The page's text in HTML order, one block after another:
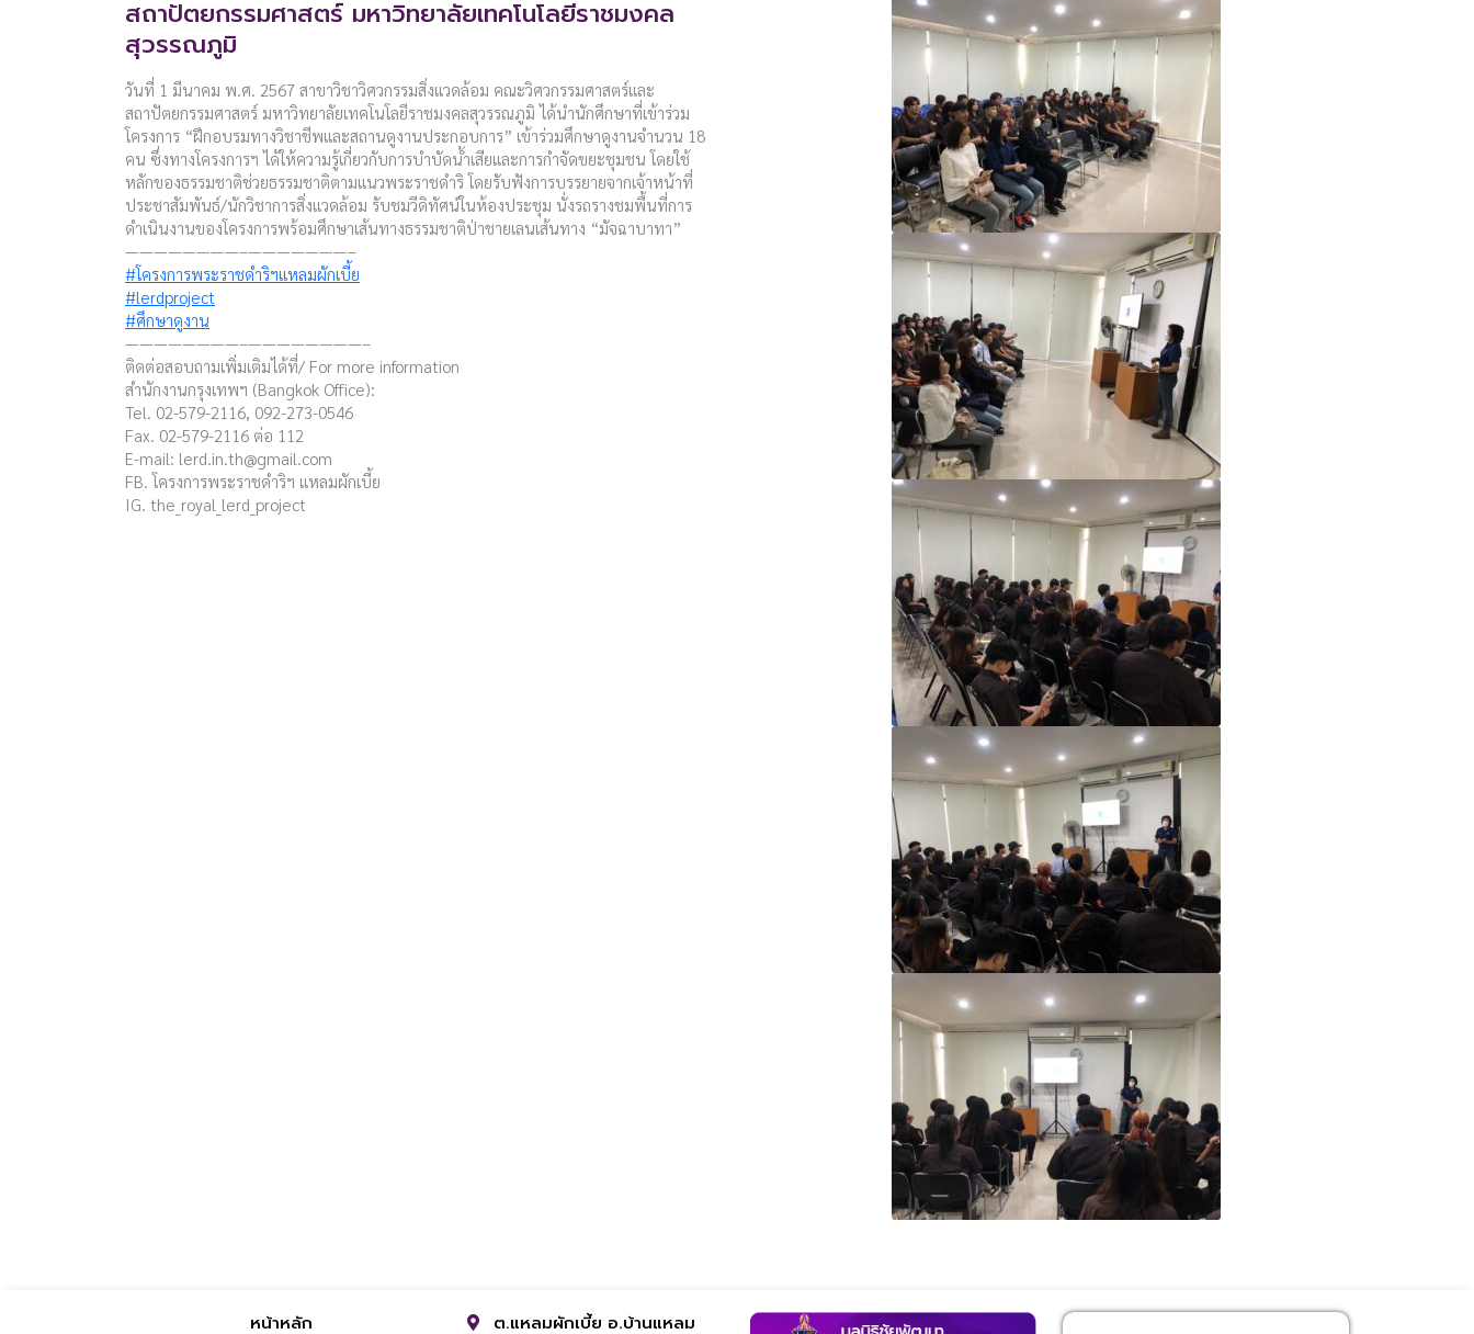
สถาปัตยกรรมศาสตร์ มหาวิทยาลัยเทคโนโลยีราชมงคล
สุวรรณภูมิ
วันที่ 1 มีนาคม พ.ศ. 2567 สาขาวิชาวิศวกรรมสิ่งแวดล้อม คณะวิศวกรรมศาสตร์และ
สถาปัตยกรรมศาสตร์ มหาวิทยาลัยเทคโนโลยีราชมงคลสุวรรณภูมิ ได้นำนักศึกษาที่เข้าร่วม
โครงการ “ฝึกอบรมทางวิชาชีพและสถานดูงานประกอบการ” เข้าร่วมศึกษาดูงานจำนวน 18
คน ซึ่งทางโครงการฯ ได้ให้ความรู้เกี่ยวกับการบำบัดน้ำเสียและการกำจัดขยะชุมชน โดยใช้
หลักของธรรมชาติช่วยธรรมชาติตามแนวพระราชดำริ โดยรับฟังการบรรยายจากเจ้าหน้าที่
ประชาสัมพันธ์/นักวิชาการสิ่งแวดล้อม รับชมวีดิทัศน์ในห้องประชุม นั่งรถรางชมพื้นที่การ
ดำเนินงานของโครงการพร้อมศึกษาเส้นทางธรรมชาติป่าชายเลนเส้นทาง “มัจฉาบาทา”
————————–———————–
#โครงการพระราชดำริฯแหลมผักเบี้ย
#lerdproject
#ศึกษาดูงาน
————————–————————–
ติดต่อสอบถามเพิ่มเติมได้ที่/ For more information
สำนักงานกรุงเทพฯ (Bangkok Office):
Tel. 02-579-2116, 092-273-0546
Fax. 02-579-2116 ต่อ 112
E-mail: lerd.in.th@gmail.com
FB. โครงการพระราชดำริฯ แหลมผักเบี้ย
IG. the_royal_lerd_project
หน้าหลัก ต.แหลมผักเบี้ย อ.บ้านแหลม